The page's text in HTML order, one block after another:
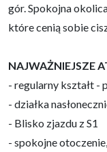
gór. Spokojna
które cenią sobie
NAJWAŻNIEJSZE
- regularny kształt -
- działka
- Blisko zjazdu z S1
- spokojne